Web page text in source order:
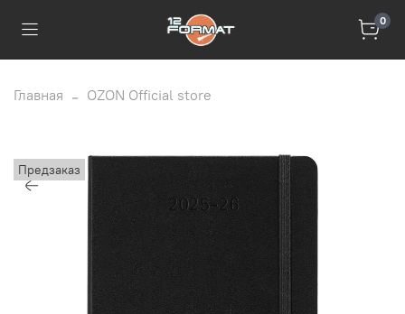
0
Главная OZON Official store
Предзаказ